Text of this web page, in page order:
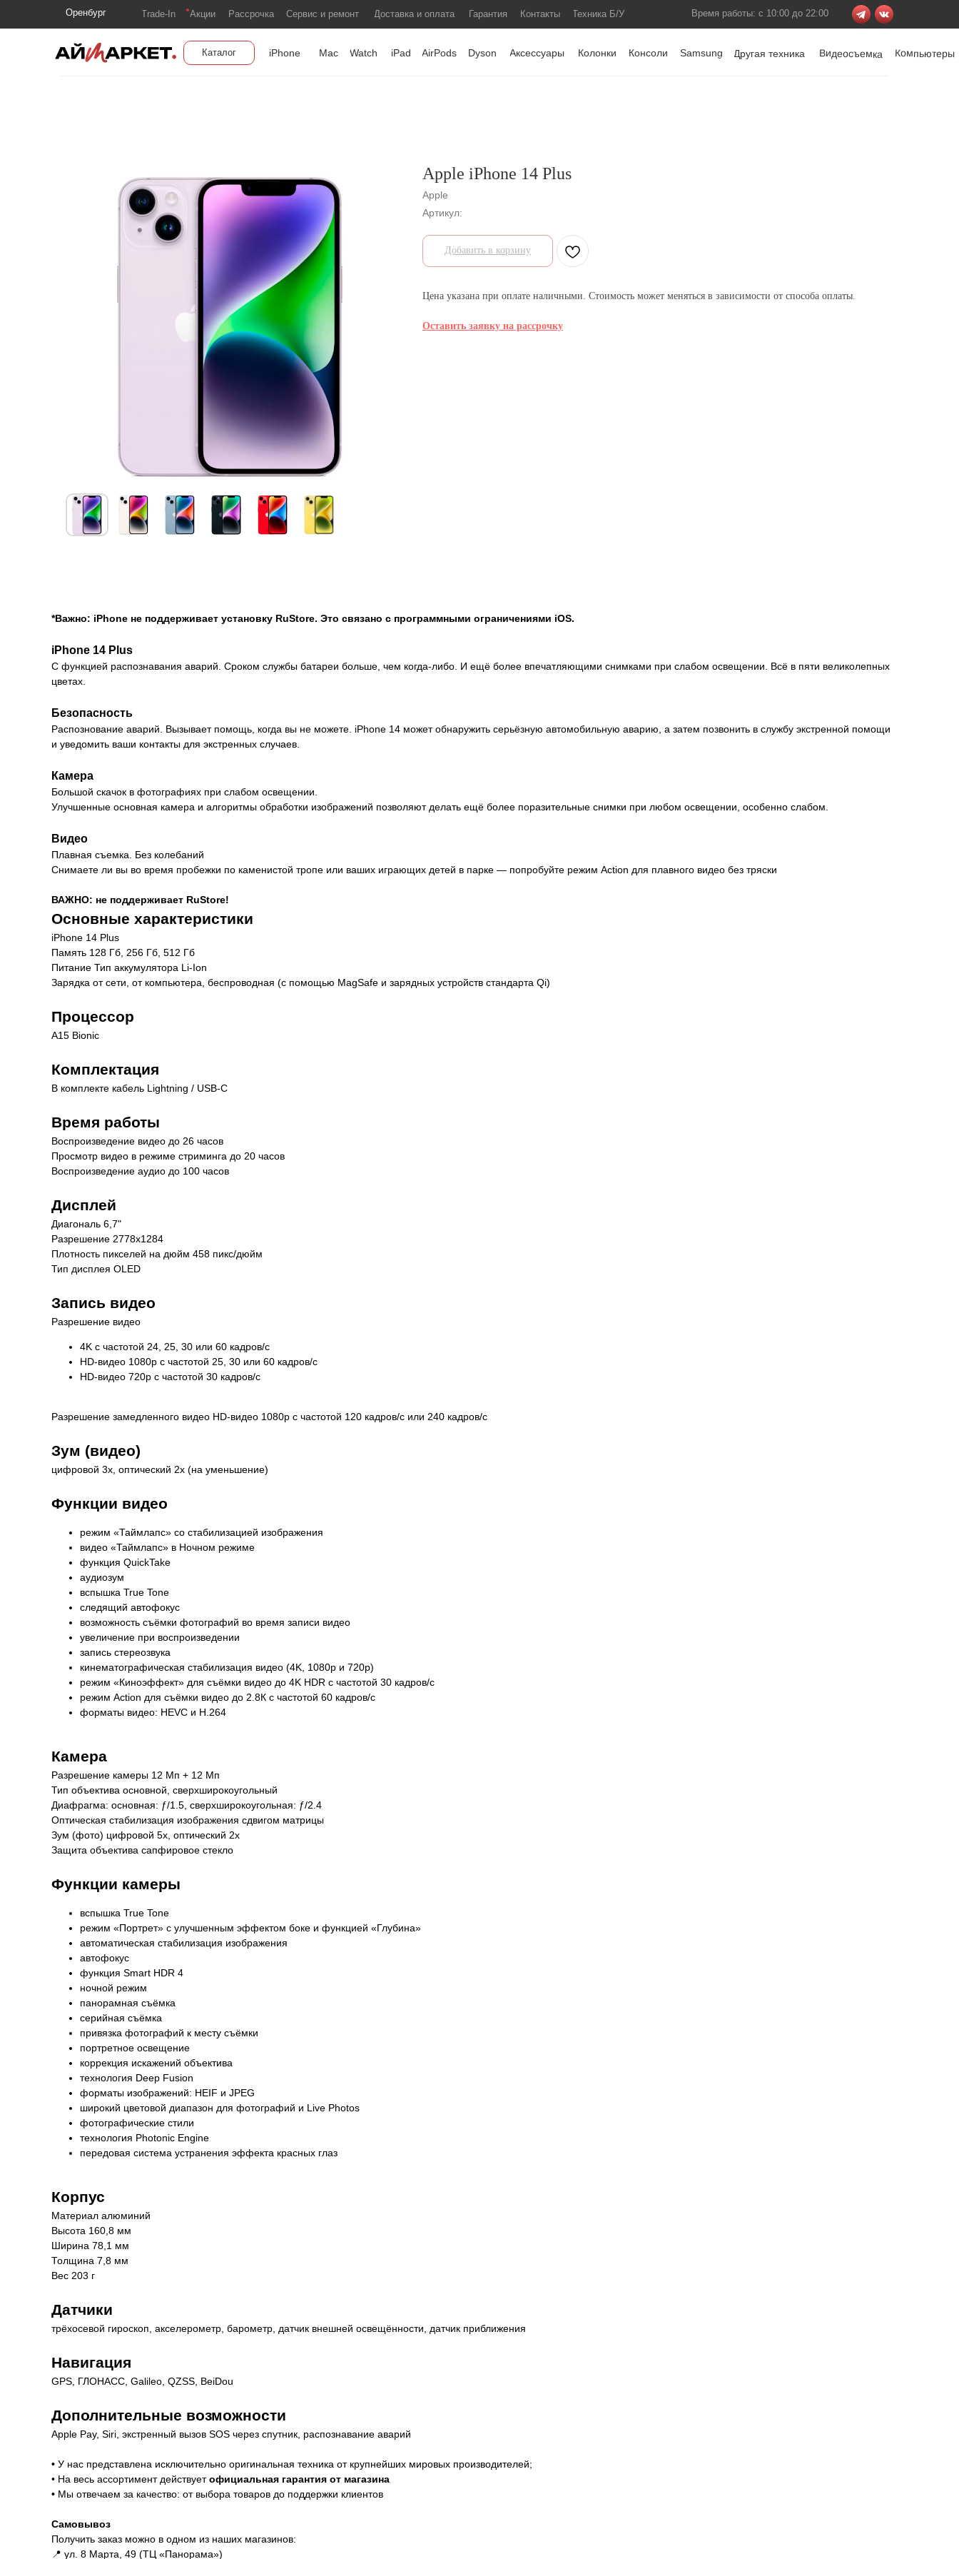
Оренбург Время работы: с 10:00 до 22:00
Техника Б/У
Контакты
Гарантия
Доставка и оплата
Сервис и ремонт
Рассрочка
Trade-In Акции
Каталог Компьютеры
Видеосъемка
Другая техника
Samsung
Консоли
Колонки
Аксессуары
Dyson
AirPods
iPad
Watch
Mac
iPhone
Apple iPhone 14 Plus
Apple
Артикул:
Добавить в корзину
Цена указана при оплате наличными. Стоимость может меняться в зависимости от способа оплаты.
Оставить заявку на рассрочку
*Важно: iPhone не поддерживает установку RuStore. Это связано с программными ограничениями iOS.
iPhone 14 Plus
С функцией распознавания аварий. Сроком службы батареи больше, чем когда-либо. И ещё более впечатляющими снимками при слабом освещении. Всё в пяти великолепных
цветах.
Безопасность
Распознование аварий. Вызывает помощь, когда вы не можете. iPhone 14 может обнаружить серьёзную автомобильную аварию, а затем позвонить в службу экстренной помощи
и уведомить ваши контакты для экстренных случаев.
Камера
Большой скачок в фотографиях при слабом освещении.
Улучшенные основная камера и алгоритмы обработки изображений позволяют делать ещё более поразительные снимки при любом освещении, особенно слабом.
Видео
Плавная съемка. Без колебаний
Снимаете ли вы во время пробежки по каменистой тропе или ваших играющих детей в парке — попробуйте режим Action для плавного видео без тряски
ВАЖНО: не поддерживает RuStore!
Основные характеристики
iPhone 14 Plus
Память 128 Гб, 256 Гб, 512 Гб
Питание Тип аккумулятора Li-Ion
Зарядка от сети, от компьютера, беспроводная (с помощью MagSafe и зарядных устройств стандарта Qi)
Процессор
A15 Bionic
Комплектация
В комплекте кабель Lightning / USB-C
Время работы
Воспроизведение видео до 26 часов
Просмотр видео в режиме стриминга до 20 часов
Воспроизведение аудио до 100 часов
Дисплей
Диагональ 6,7"
Разрешение 2778x1284
Плотность пикселей на дюйм 458 пикс/дюйм
Тип дисплея OLED
Запись видео
Разрешение видео
4K с частотой 24, 25, 30 или 60 кадров/ с
HD-видео 1080p с частотой 25, 30 или 60 кадров/ с
HD-видео 720p с частотой 30 кадров/ с
Разрешение замедленного видео HD-видео 1080р c частотой 120 кадров/ с или 240 кадров/ с
Зум (видео)
цифровой 3х, оптический 2x (на уменьшение)
Функции видео
режим «Таймлапс» со стабилизацией изображения
видео «Таймлапс» в Ночном режиме
функция QuickTake
аудиозум
вспышка True Tone
следящий автофокус
возможность съёмки фотографий во время записи видео
увеличение при воспроизведении
запись стереозвука
кинематографическая стабилизация видео (4K, 1080p и 720p)
режим «Киноэффект» для съёмки видео до 4K HDR с частотой 30 кадров/с
режим Action для съёмки видео до 2.8К с частотой 60 кадров/с
форматы видео: HEVC и H.264
Камера
Разрешение камеры 12 Мп + 12 Мп
Тип объектива основной, сверхширокоугольный
Диафрагма: основная: ƒ/1.5, сверхшироко­угольная: ƒ/2.4
Оптическая стабилизация изображения сдвигом матрицы
Зум (фото) цифровой 5x, оптический 2x
Защита объектива сапфировое стекло
Функции камеры
вспышка True Tone
режим «Портрет» с улучшенным эффектом боке и функцией «Глубина»
автоматическая стабилизация изображения
автофокус
функция Smart HDR 4
ночной режим
панорамная съёмка
серийная съëмка
привязка фотографий к месту съёмки
портретное освещение
коррекция искажений объектива
технология Deep Fusion
форматы изображений: HEIF и JPEG
широкий цветовой диапазон для фотографий и Live Photos
фотографические стили
технология Photonic Engine
передовая система устранения эффекта красных глаз
Корпус
Материал алюминий
Высота 160,8 мм
Ширина 78,1 мм
Толщина 7,8 мм
Вес 203 г
Датчики
трёхосевой гироскоп, акселерометр, барометр, датчик внешней освещённости, датчик приближения
Навигация
GPS, ГЛОНАСС, Galileo, QZSS, BeiDou
Дополнительные возможности
Apple Pay, Siri, экстренный вызов SOS через спутник, распознавание аварий
• У нас представлена исключительно оригинальная техника от крупнейших мировых производителей;
• На весь ассортимент действуетофициальная гарантия от магазина
• Мы отвечаем за качество: от выбора товаров до поддержки клиентов
Самовывоз
Получить заказ можно в одном из наших магазинов:
📍 ул. 8 Марта, 49 (ТЦ «Панорама»)